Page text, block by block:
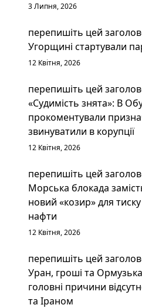
3 Липня, 2026
перепишіть цей
Угорщині стартували
12 Квітня, 2026
перепишіть цей
«Судимість знята»: В
прокоментували
звинуватили в корупції
12 Квітня, 2026
перепишіть цей
Морська блокада
новий «козир» для
нафти
12 Квітня, 2026
перепишіть цей
Уран, гроші та
головні причини
та Іраном